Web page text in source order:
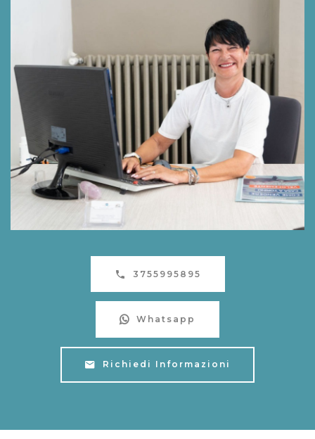
3755995895
Whatsapp
Richiedi Informazioni